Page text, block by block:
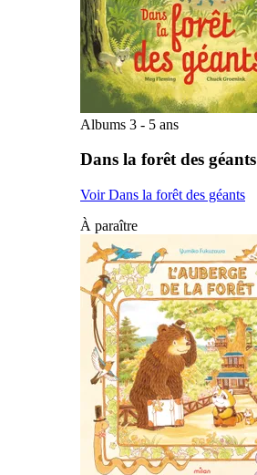
Albums 3 - 5 ans
Dans la forêt des géants
Voir Dans la forêt des géants
À paraître